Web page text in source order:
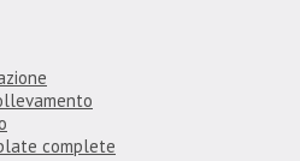
complete